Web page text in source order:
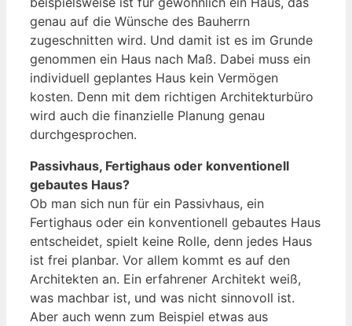
genau auf die Wünsche des Bauherrn
zugeschnitten wird. Und damit ist es im Grunde
genommen ein Haus nach Maß. Dabei muss ein
individuell geplantes Haus kein Vermögen
kosten. Denn mit dem richtigen Architekturbüro
wird auch die finanzielle Planung genau
durchgesprochen.
Passivhaus, Fertighaus oder konventionell
gebautes Haus?
Ob man sich nun für ein Passivhaus, ein
Fertighaus oder ein konventionell gebautes Haus
entscheidet, spielt keine Rolle, denn jedes Haus
ist frei planbar. Vor allem kommt es auf den
Architekten an. Ein erfahrener Architekt weiß,
was machbar ist, und was nicht sinnovoll ist.
Aber auch wenn zum Beispiel etwas aus